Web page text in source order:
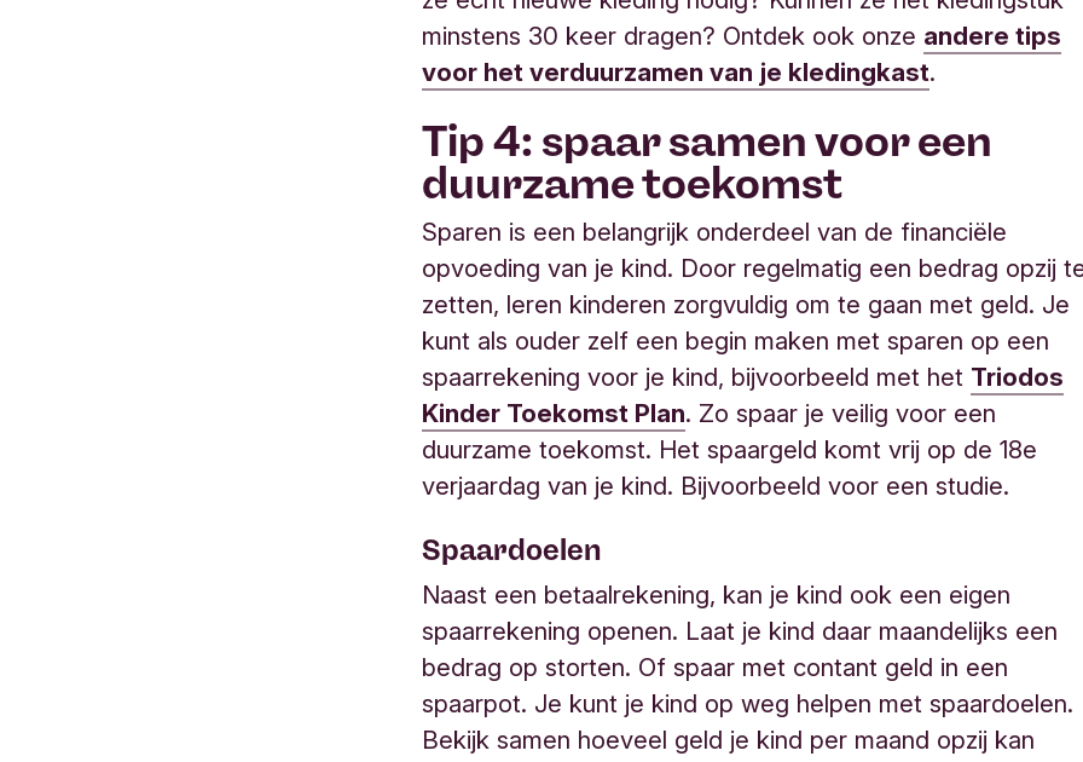
minstens 30 keer dragen? Ontdek ook onze andere tips
voor het verduurzamen van je kledingkast.
Tip 4: spaar samen voor een
duurzame toekomst
Sparen is een belangrijk onderdeel van de financiële
opvoeding van je kind. Door regelmatig een bedrag opzij
zetten, leren kinderen zorgvuldig om te gaan met geld. Je
kunt als ouder zelf een begin maken met sparen op een
spaarrekening voor je kind, bijvoorbeeld met het Triodos
Kinder Toekomst Plan. Zo spaar je veilig voor een
duurzame toekomst. Het spaargeld komt vrij op de 18e
verjaardag van je kind. Bijvoorbeeld voor een studie.
Spaardoelen
Naast een betaalrekening, kan je kind ook een eigen
spaarrekening openen. Laat je kind daar maandelijks een
bedrag op storten. Of spaar met contant geld in een
spaarpot. Je kunt je kind op weg helpen met spaardoelen.
Bekijk samen hoeveel geld je kind per maand opzij kan